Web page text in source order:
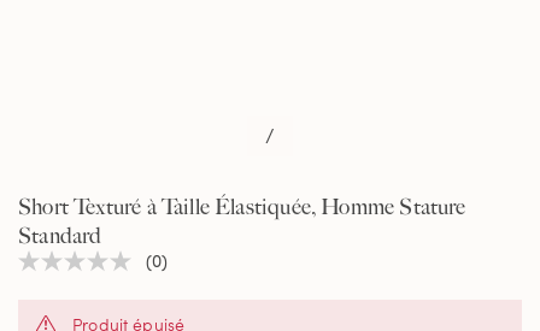
/
Short Texturé à Taille Élastiquée, Homme Stature
Standard
Aucune
(0)
Produit épuisé